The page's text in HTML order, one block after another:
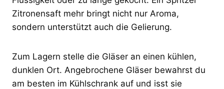
Zitronensaft mehr bringt nicht nur Aroma,
sondern unterstützt auch die Gelierung.
Zum Lagern stelle die Gläser an einen kühlen,
dunklen Ort. Angebrochene Gläser bewahrst du
am besten im Kühlschrank auf und isst sie